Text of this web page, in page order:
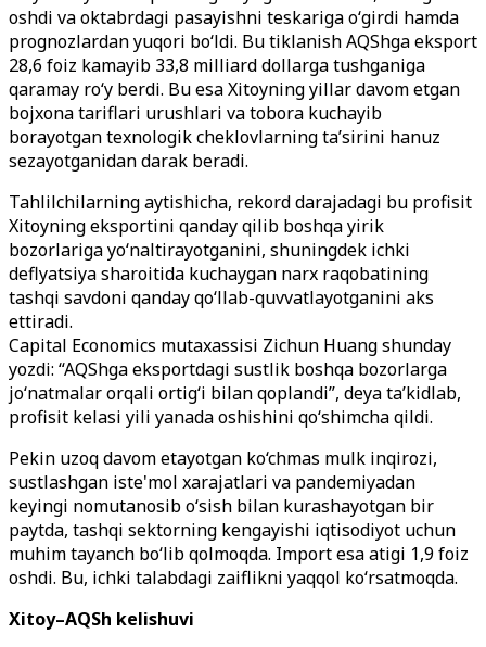
oshdi va oktabrdagi pasayishni teskariga o‘girdi hamda
prognozlardan yuqori bo‘ldi. Bu tiklanish AQShga eksport
28,6 foiz kamayib 33,8 milliard dollarga tushganiga
qaramay ro‘y berdi. Bu esa Xitoyning yillar davom etgan
bojxona tariflari urushlari va tobora kuchayib
borayotgan texnologik cheklovlarning ta’sirini hanuz
sezayotganidan darak beradi.
Tahlilchilarning aytishicha, rekord darajadagi bu profisit
Xitoyning eksportini qanday qilib boshqa yirik
bozorlariga yo‘naltirayotganini, shuningdek ichki
deflyatsiya sharoitida kuchaygan narx raqobatining
tashqi savdoni qanday qo‘llab-quvvatlayotganini aks
ettiradi.
Capital Economics mutaxassisi Zichun Huang shunday
yozdi: “AQShga eksportdagi sustlik boshqa bozorlarga
jo‘natmalar orqali ortig‘i bilan qoplandi”, deya ta’kidlab,
profisit kelasi yili yanada oshishini qo‘shimcha qildi.
Pekin uzoq davom etayotgan ko‘chmas mulk inqirozi,
sustlashgan iste'mol xarajatlari va pandemiyadan
keyingi nomutanosib o‘sish bilan kurashayotgan bir
paytda, tashqi sektorning kengayishi iqtisodiyot uchun
muhim tayanch bo‘lib qolmoqda. Import esa atigi 1,9 foiz
oshdi. Bu, ichki talabdagi zaiflikni yaqqol ko‘rsatmoqda.
Xitoy–AQSh kelishuvi